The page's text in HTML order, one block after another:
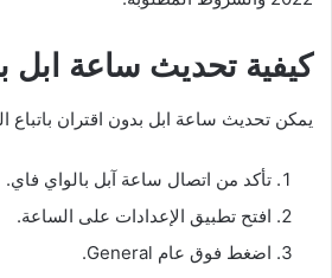
كيفية تحديث ساعة ابل
يمكن تحديث ساعة ابل بدون اقتران باتباع
تأكد من اتصال ساعة آبل بالواي فاي.
افتح تطبيق الإعدادات على الساعة.
اضغط فوق عام General.